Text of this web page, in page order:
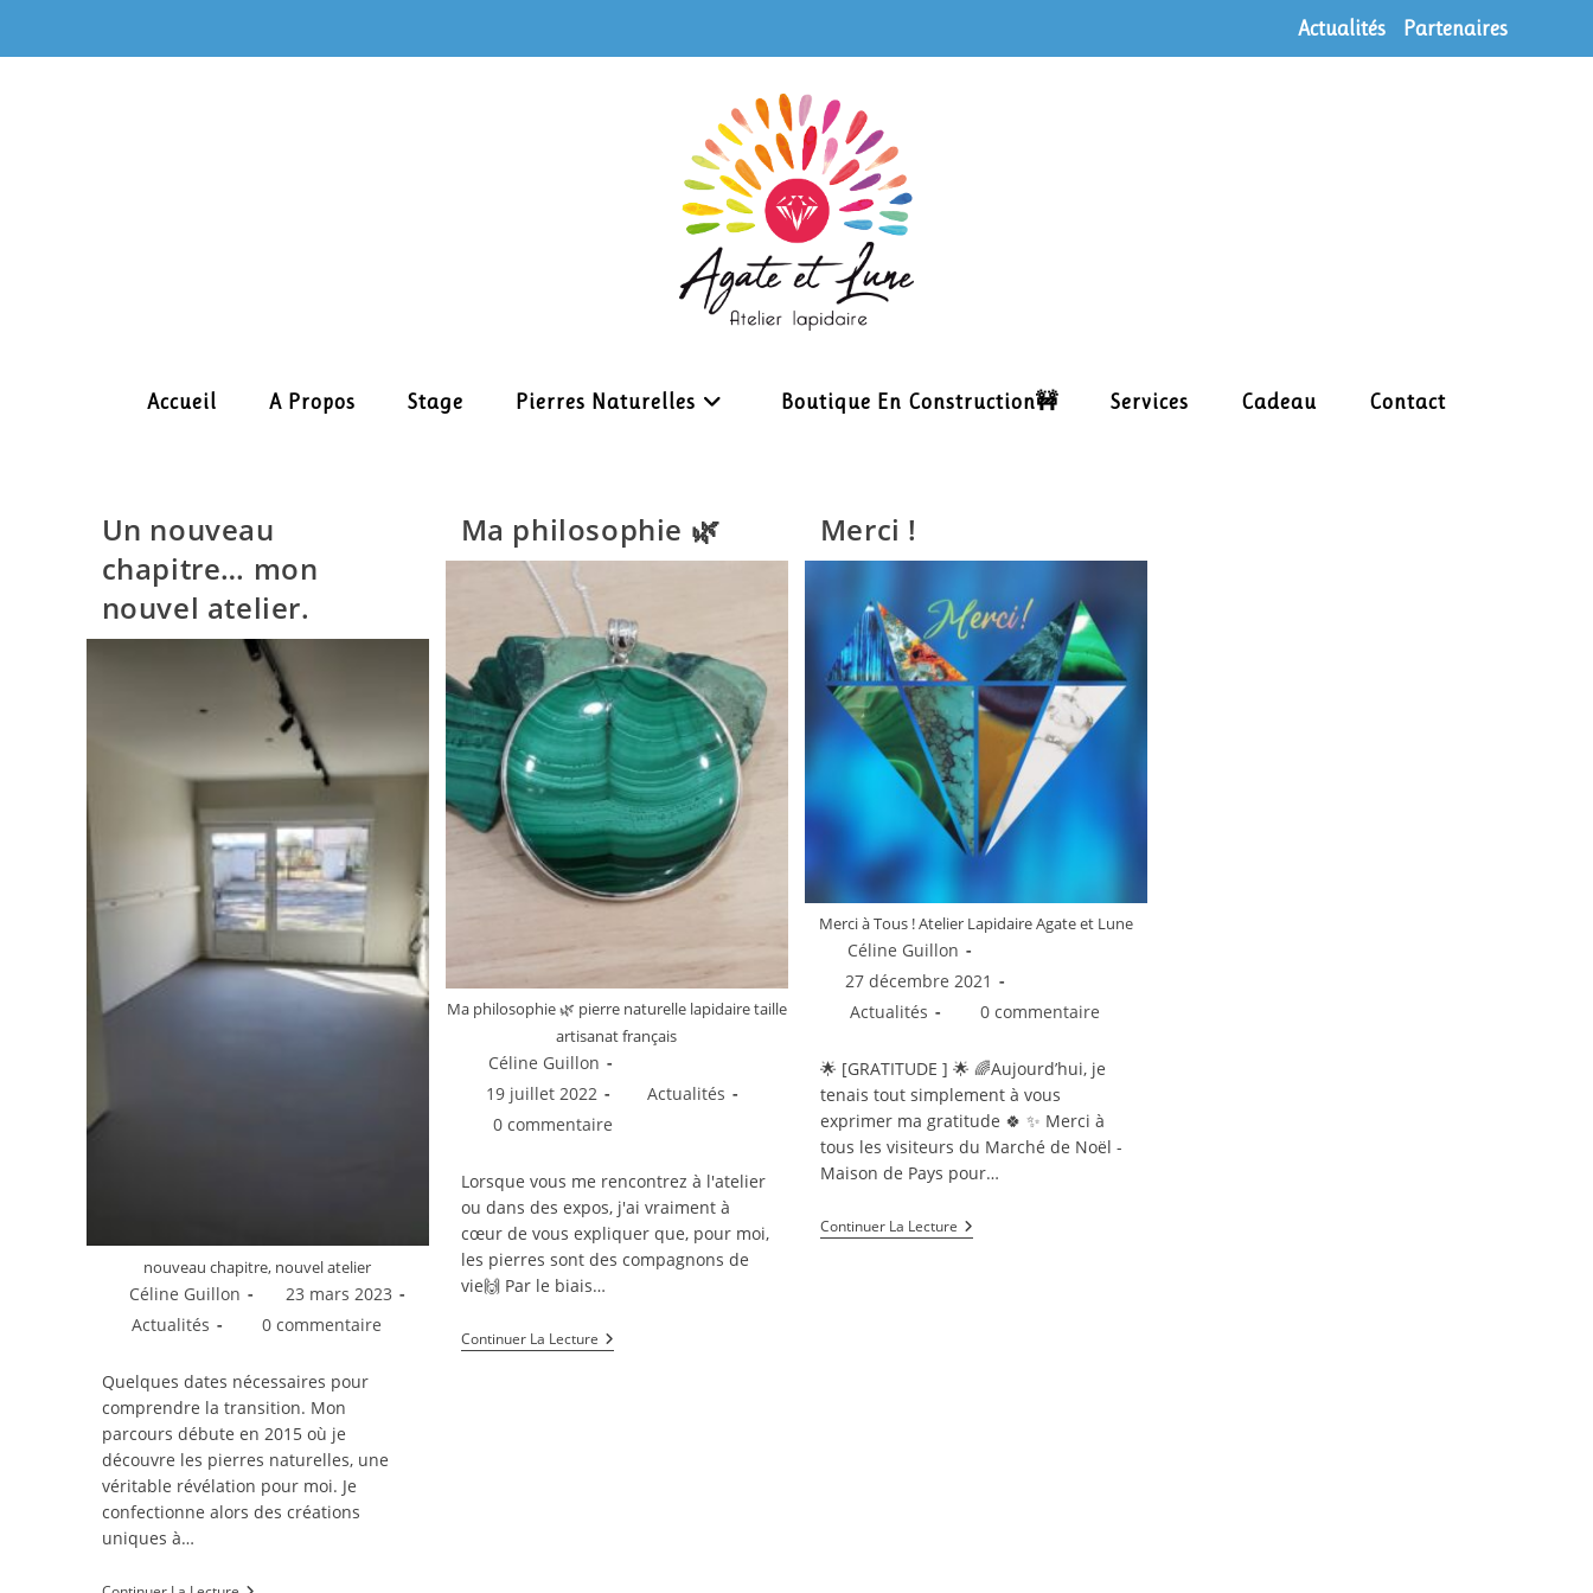
Actualités Partenaires
Accueil A Propos Stage Pierres Naturelles Boutique En Construction🚧 Services Cadeau Contact
Un nouveau
chapitre… mon
nouvel atelier.
nouveau chapitre, nouvel atelier
Auteur/autrice
Céline Guillon
Publication
publiée :
23 mars 2023
PostActualités
Commentaires
la
publication :
0 commentaire
Quelques dates nécessaires pour
comprendre la transition. Mon
parcours débute en 2015 où je
découvre les pierres naturelles, une
véritable révélation pour moi. Je
confectionne alors des créations
uniques à…
Ma philosophie 🌿
Ma philosophie 🌿 pierre naturelle lapidaire taille
artisanat français
Auteur/autrice
publication :
Céline Guillon
Publication
publiée :
19 juillet 2022
PostActualités
Commentaires
la
publication :
0 commentaire
Lorsque vous me rencontrez à l'atelier
ou dans des expos, j'ai vraiment à
cœur de vous expliquer que, pour moi,
les pierres sont des compagnons de
vie🙌 Par le biais…
Continuer La LectureMa
Philosophie
Merci !
Merci à Tous ! Atelier Lapidaire Agate et Lune
Auteur/autrice
publication :
Céline Guillon
Publication
publiée :
27 décembre 2021
PostActualités
Commentaires
la
publication :
0 commentaire
🌟 [GRATITUDE ] 🌟 🌈Aujourd’hui, je
tenais tout simplement à vous
exprimer ma gratitude 🍀 ✨ Merci à
tous les visiteurs du Marché de Noël -
Maison de Pays pour…
Continuer La LectureMerci
!